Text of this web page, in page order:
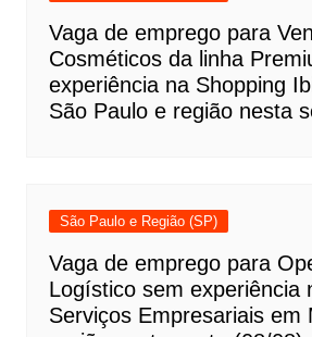
Vaga de emprego para
Cosméticos da linha
experiência na Shopping
São Paulo e região nesta
São Paulo e Região (SP)
Vaga de emprego para
Logístico sem experiência
Serviços Empresariais em